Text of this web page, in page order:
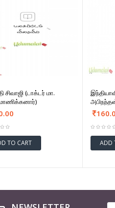
சிவாஜி (டாக்டர் மா.
TO CART ADD